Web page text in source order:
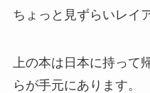
ちょっと見ずらいレイ
上の本は日本に持って
らが手元にあります。